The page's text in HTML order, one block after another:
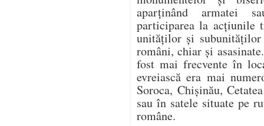
aparținând armatei
participarea la acțiunile
unităților și
români, chiar și
fost mai frecvente în
evreiască era mai
Soroca, Chișinău,
sau în satele situate pe
române.